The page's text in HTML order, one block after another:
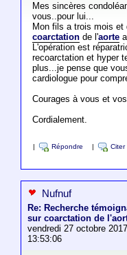
Mes sincères
vous..pour lui...
Mon fils a trois mois et
coarctationde l'aortea
L'opération est
recoarctation et hyper
plus...je pense que
cardiologue pour
Courages à vous et
Cordialement.
Répondre Citer
Nufnuf
Re: Recherche
sur coarctation de
vendredi 27 octobre 2017
13:53:06